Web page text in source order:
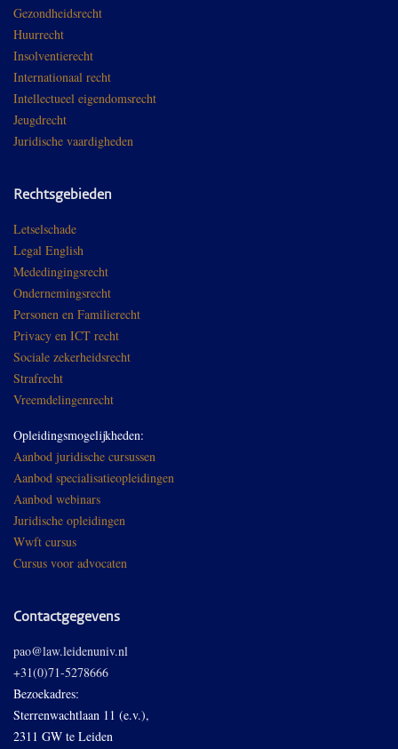
Gezondheidsrecht
Huurrecht
Insolventierecht
Internationaal recht
Intellectueel eigendomsrecht
Jeugdrecht
Juridische vaardigheden
Rechtsgebieden
Letselschade
Legal English
Mededingingsrecht
Ondernemingsrecht
Personen en Familierecht
Privacy en ICT recht
Sociale zekerheidsrecht
Strafrecht
Vreemdelingenrecht
Opleidingsmogelijkheden:
Aanbod juridische cursussen
Aanbod specialisatieopleidingen
Aanbod webinars
Juridische opleidingen
Wwft cursus
Cursus voor advocaten
Contactgegevens
pao@law.leidenuniv.nl
+31(0)71-5278666
Bezoekadres:
Sterrenwachtlaan 11 (e.v.),
2311 GW te Leiden